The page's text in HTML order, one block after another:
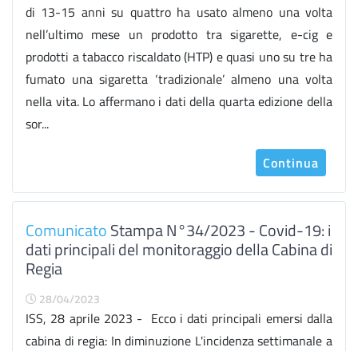
di 13-15 anni su quattro ha usato almeno una volta
nell’ultimo mese un prodotto tra sigarette, e-cig e
prodotti a tabacco riscaldato (HTP) e quasi uno su tre ha
fumato una sigaretta ‘tradizionale’ almeno una volta
nella vita. Lo affermano i dati della quarta edizione della
sor...
Continua
ComunicatoStampa N°34/2023 - Covid-19: i
dati principali del monitoraggio della Cabina di
Regia
28/04/2023
ISS, 28 aprile 2023 - Ecco i dati principali emersi dalla
cabina di regia: In diminuzione L'incidenza settimanale a